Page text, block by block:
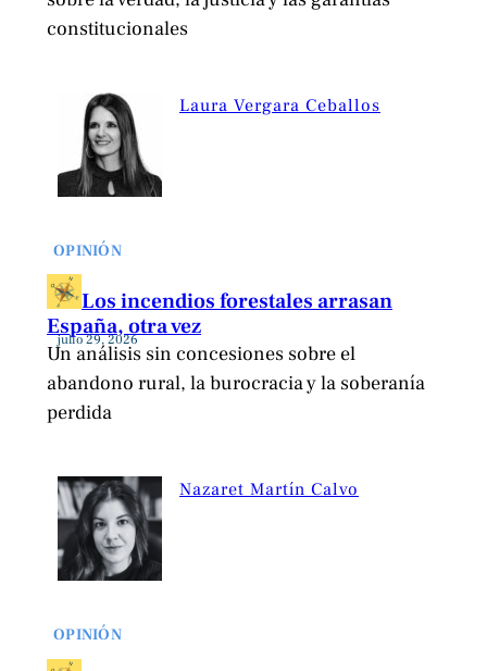
constitucionales
Laura Vergara Ceballos
OPINIÓN
Los incendios forestales arrasan
España, otra vez
julio 29, 2026
Un análisis sin concesiones sobre el
abandono rural, la burocracia y la soberanía
perdida
Nazaret Martín Calvo
OPINIÓN